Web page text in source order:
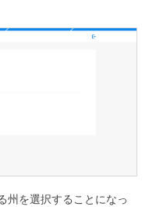
州を選択することになっ